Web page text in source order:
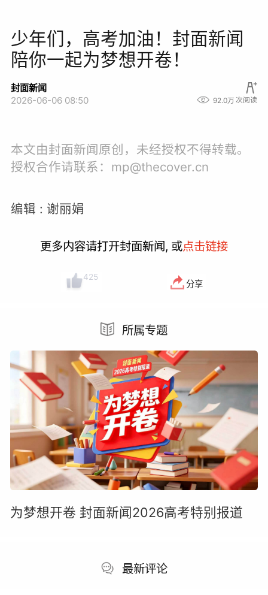
少年们，高考加油！封面新闻
陪你一起为梦想开卷！
封面新闻
2026-06-06 08:50
92.0万 次阅读
本文由封面新闻原创，未经授权不得转载。
授权合作请联系：mp@thecover.cn
编辑 : 谢丽娟
更多内容请打开封面新闻, 或点击链接
425
分享
所属专题
为梦想开卷 封面新闻2026高考特别报道
最新评论